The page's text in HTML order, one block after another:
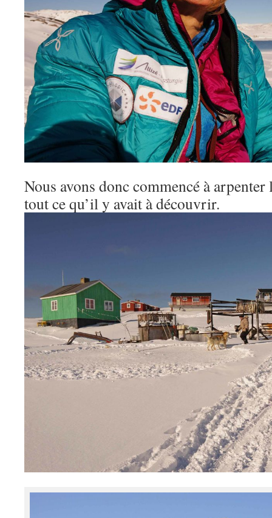
Nous avons donc commencé à
tout ce qu’il y avait à découvrir.